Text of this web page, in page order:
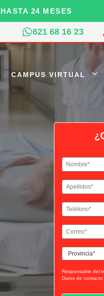
24 MESES
621 68 16 23
CAMPUS VIRTUAL
Nombre
Nombre
Apellidos
Apellidos
Teléfono
Email
Curso
Responsable del
Datos de